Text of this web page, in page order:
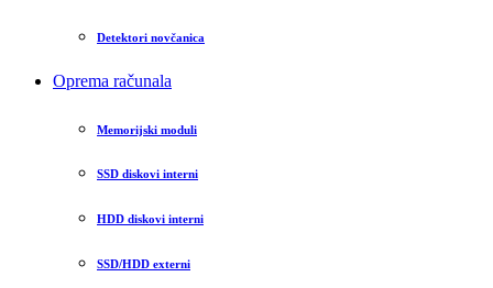
Detektori novčanica
Oprema računala
Memorijski moduli
SSD diskovi interni
HDD diskovi interni
SSD/HDD externi